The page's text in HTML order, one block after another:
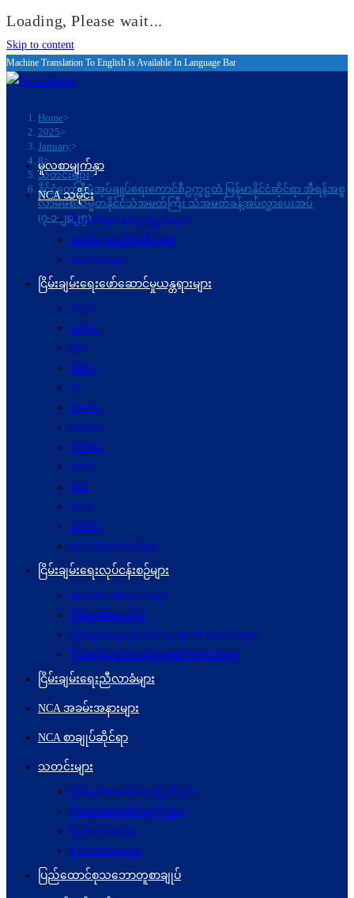
Loading, Please wait...
Skip to content
Machine Translation To English Is Available In Language Bar
Home>
2025>
January>
8>
သတင်းများ>
နိုင်ငံတော်စီမံအုပ်ချုပ်ရေးကောင်စီဥက္ကဋ္ဌထံ မြန်မာနိုင်ငံဆိုင်ရာ အီရန်အစ္စ
လာမ်မစ်သမ္မတနိုင်ငံသံအမတ်ကြီး သံအမတ်ခန့်အပ်လွှာပေးအပ်
(၇-၁-၂၀၂၅)
မူလစာမျက်နှာ
NCA သမိုင်း
ဦးတည်ချက်နှင့်ရည်ရွယ်ချက်
အထိမ်းအမှတ်တံဆိပ်များ
ဆောင်ပုဒ်များ
ငြိမ်းချမ်းရေးဖော်‌ဆောင်မှုယန္တရားများ
UPCC
UPWC
MPC
NRPC
PC
NSPCC
NSPWC
NSPNC
NSPC
JMC
JICM
UPDJC
လုပ်ငန်းကော်မတီများ
ငြိမ်းချမ်းရေးလုပ်ငန်းစဉ်များ
နောက်ခံအကြောင်းအရာ
ငြိမ်းချမ်းရေးမူဝါဒ
ငြိမ်းချမ်းရေးတွင်ပါဝင်သူများ၏ စကားသံများ
ငြိမ်းချမ်းရေးအစုအဖွဲ့များ၏စကားသံများ
ငြိမ်းချမ်းရေးညီလာခံများ
NCA အခမ်းအနားများ
NCA စာချုပ်ဆိုင်ရာ
သတင်းများ
ငြိမ်းချမ်းရေးဆိုင်ရာ(ပြည်တွင်း)
ငြိမ်းချမ်းရေးဆိုင်ရာ(ပြည်ပ)
ပြည်တွင်းရေးရာ
နိုင်ငံတကာရေးရာ
ပြည်ထောင်စုသဘောတူစာချုပ်